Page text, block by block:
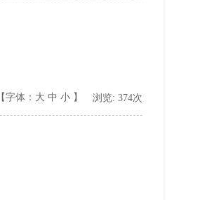
【字体： 大 中 小 】 浏览: 374次